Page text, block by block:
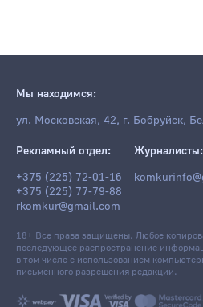
Мы находимся:
ул. Московская, 42, г. Бобруйск,
Рекламный отдел:
+375 (225) 77-79-88
Журналисты: